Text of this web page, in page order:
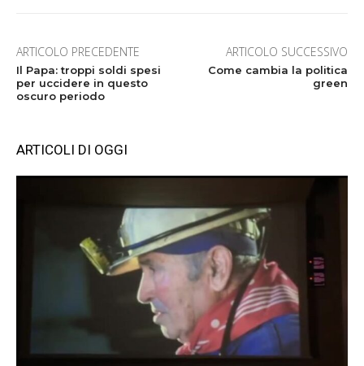
ARTICOLO PRECEDENTE
Il Papa: troppi soldi spesi
per uccidere in questo
oscuro periodo
ARTICOLO SUCCESSIVO
Come cambia la politica
green
ARTICOLI DI OGGI